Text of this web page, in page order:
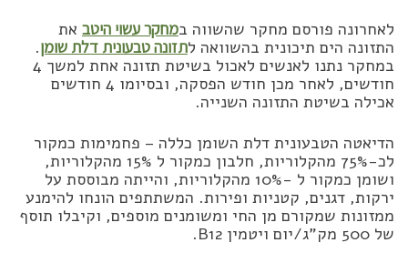
לאחרונה פורסם מחקר שהשווה במחקר עשוי היטב את
התזונה הים תיכונית בהשוואה לתזונה טבעונית דלת שומן.
במחקר נתנו לאנשים לאכול בשיטת תזונה אחת למשך 4
חודשים, לאחר מכן חודש הפסקה, ובסיומו 4 חודשים
אכילה בשיטת התזונה השנייה.
הדיאטה הטבעונית דלת השומן כללה – פחמימות כמקור
לכ-75% מהקלוריות, חלבון כמקור ל 15% מהקלוריות,
ושומן כמקור ל -10% מהקלוריות, והייתה מבוססת על
ירקות, דגנים, קטניות ופירות. המשתתפים הונחו להימנע
ממזונות שמקורם מן החי ומשומנים מוספים, וקיבלו תוסף
של 500 מק”ג/יום ויטמין B12.